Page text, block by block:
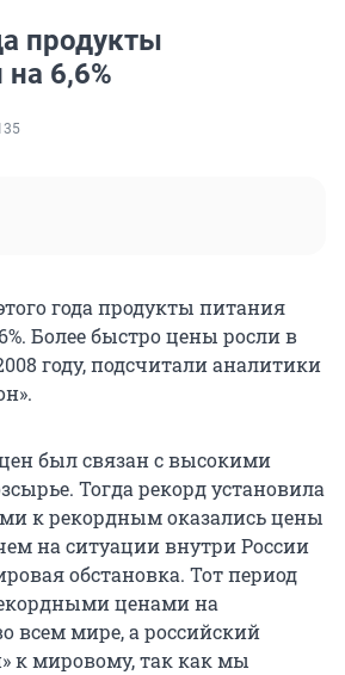
продукты
6,6%
года продукты питания
Более быстро цены росли в
году, подсчитали аналитики
цен был связан с высокими
Тогда рекорд установила
к рекордным оказались цены
на ситуации внутри России
обстановка. Тот период
ценами на
всем мире, а российский
к мировому, так как мы